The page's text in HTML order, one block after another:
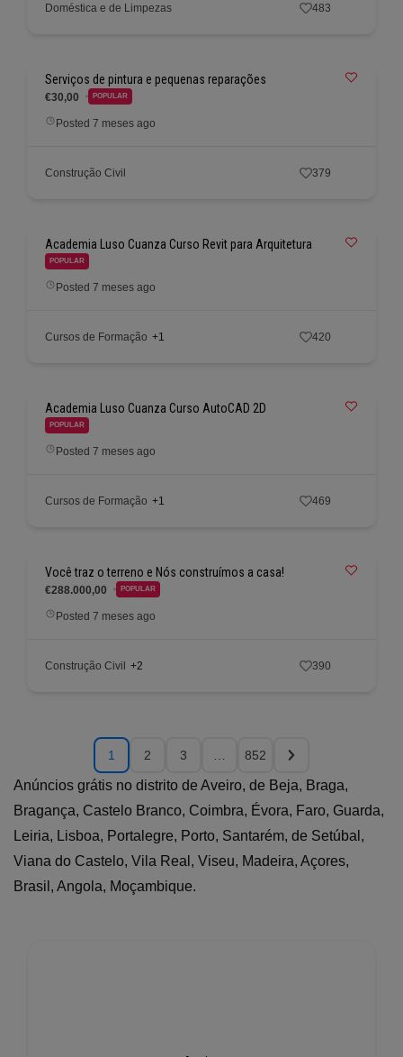
Doméstica e de Limpezas 483
Serviços de pintura e pequenas reparações
€30,00 POPULAR
Posted 7 meses ago
Construção Civil 379
Academia Luso Cuanza Curso Revit para Arquitetura
POPULAR
Posted 7 meses ago
Cursos de Formação +1 420
Academia Luso Cuanza Curso AutoCAD 2D
POPULAR
Posted 7 meses ago
Cursos de Formação +1 469
Você traz o terreno e Nós construímos a casa!
€288.000,00 POPULAR
Posted 7 meses ago
Construção Civil +2 390
1 2 3 852
Anúncios grátis no distrito de Aveiro, de Beja, Braga,
Bragança, Castelo Branco, Coimbra, Évora, Faro, Guarda,
Leiria, Lisboa, Portalegre, Porto, Santarém, de Setúbal,
Viana do Castelo, Vila Real, Viseu, Madeira, Açores,
Brasil, Angola, Moçambique.